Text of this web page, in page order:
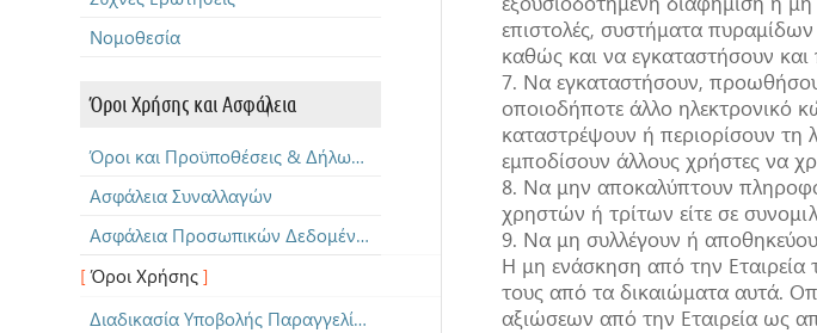
επιστολές, συστήματα
καθώς και να εγκαταστήσουν
7. Να εγκαταστήσουν,
οποιοδήποτε άλλο ηλεκτρονικό
καταστρέψουν ή περιορίσουν τη
εμποδίσουν άλλους χρήστες να
8. Να μην αποκαλύπτουν
χρηστών ή τρίτων είτε σε
9. Να μη συλλέγουν ή
Η μη ενάσκηση από την
τους από τα δικαιώματα αυτά.
αξιώσεων από την Εταιρεία ως
Νομοθεσία
Όροι Χρήσης και Ασφάλεια
Όροι και Προϋποθέσεις & Δήλωση Απορρήτου
Ασφάλεια Συναλλαγών
Ασφάλεια Προσωπικών Δεδομένων
Όροι Χρήσης
Διαδικασία Υποβολής Παραγγελίας